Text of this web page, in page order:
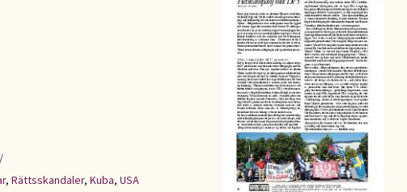
, Rättsskandaler, Kuba, USA